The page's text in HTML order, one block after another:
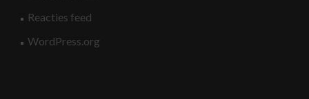
Reacties feed
WordPress.org